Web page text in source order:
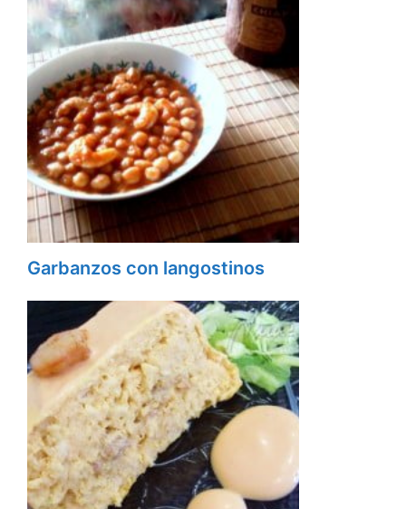
Garbanzos con langostinos